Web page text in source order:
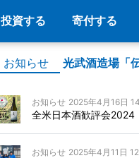
投資する 寄付する
お知らせ 光武酒造場「
お知らせ 2025年4月16日
全米日本酒歓評会
お知らせ 2025年4月11日